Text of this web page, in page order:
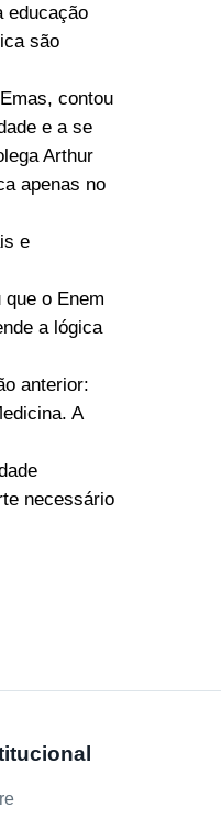
educação
são
contou
e a se
Arthur
apenas no
e
o Enem
a lógica
anterior:
A
necessário